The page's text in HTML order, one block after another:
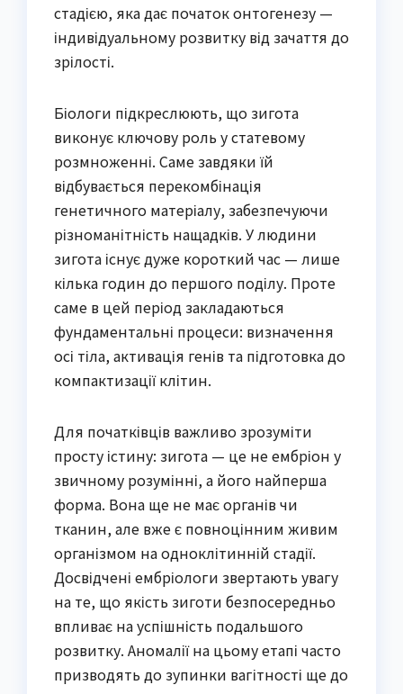
стадією, яка дає початок онтогенезу —
індивідуальному розвитку від зачаття до
зрілості.
Біологи підкреслюють, що зигота
виконує ключову роль у статевому
розмноженні. Саме завдяки їй
відбувається перекомбінація
генетичного матеріалу, забезпечуючи
різноманітність нащадків. У людини
зигота існує дуже короткий час — лише
кілька годин до першого поділу. Проте
саме в цей період закладаються
фундаментальні процеси: визначення
осі тіла, активація генів та підготовка до
компактизації клітин.
Для початківців важливо зрозуміти
просту істину: зигота — це не ембріон у
звичному розумінні, а його найперша
форма. Вона ще не має органів чи
тканин, але вже є повноцінним живим
організмом на одноклітинній стадії.
Досвідчені ембріологи звертають увагу
на те, що якість зиготи безпосередньо
впливає на успішність подальшого
розвитку. Аномалії на цьому етапі часто
призводять до зупинки вагітності ще до